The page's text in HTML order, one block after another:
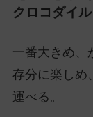
クロコダイ
一番大きめ、
存分に楽しめ
運べる。